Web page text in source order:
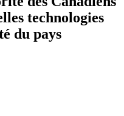
technologies
du pays